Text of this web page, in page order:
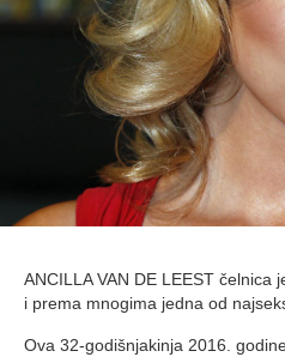
ANCILLA VAN DE LEEST čelnica
i prema mnogima jedna od
Ova 32-godišnjakinja 2016.